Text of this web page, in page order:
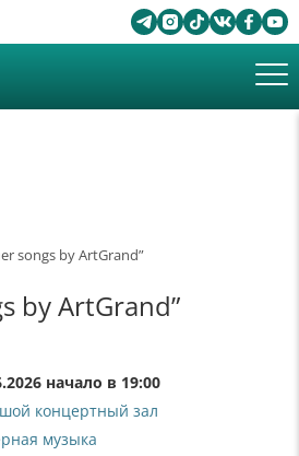
songs by ArtGrand”
by ArtGrand”
начало в 19:00
концертный зал
музыка